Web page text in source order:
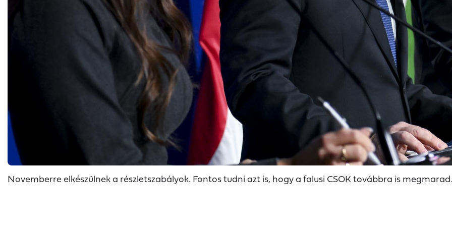
Novemberre elkészülnek a részletszabályok. Fontos tudni azt is, hogy a falusi CSOK továbbra is megmarad.